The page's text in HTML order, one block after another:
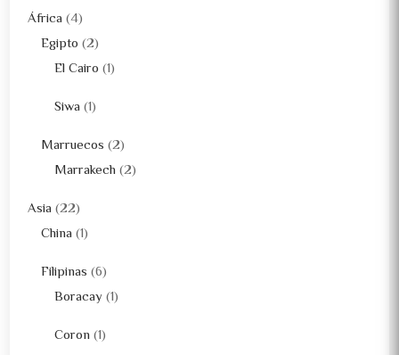
África (4)
Egipto (2)
El Cairo (1)
Siwa (1)
Marruecos (2)
Marrakech (2)
Asia (22)
China (1)
Filipinas (6)
Boracay (1)
Coron (1)